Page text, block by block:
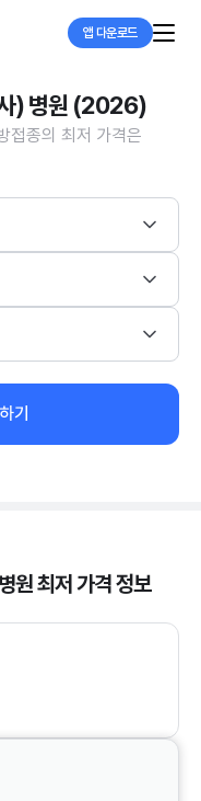
앱 다운로드
) 병원 (2026)
접종의 최저 가격은
기
원 최저 가격 정보